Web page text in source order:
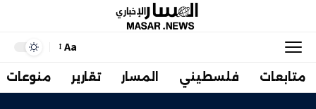
Aa
متابعات فلسطيني المسار تقارير منوعات